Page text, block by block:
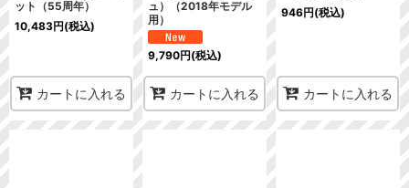
ット（55周年）
10,483円(税込)
カートに入れる
ュ）（2018年モデル
用）
9,790円(税込)
カートに入れる
946円(税込)
カートに入れる